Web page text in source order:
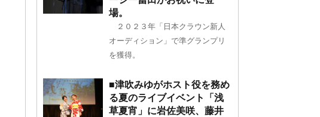
場。
２０２３年「日本クラウン新人
オーディション」で準グランプリ
を獲得。
■津吹みゆがホスト役を務め
る夏のライブイベント「浅
草夏宵」に岩佐美咲、藤井